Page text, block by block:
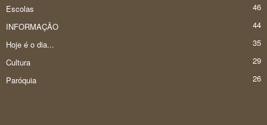
Escolas
46
INFORMAÇÃO
44
Hoje é o dia...
35
Cultura
29
Paróquia
26